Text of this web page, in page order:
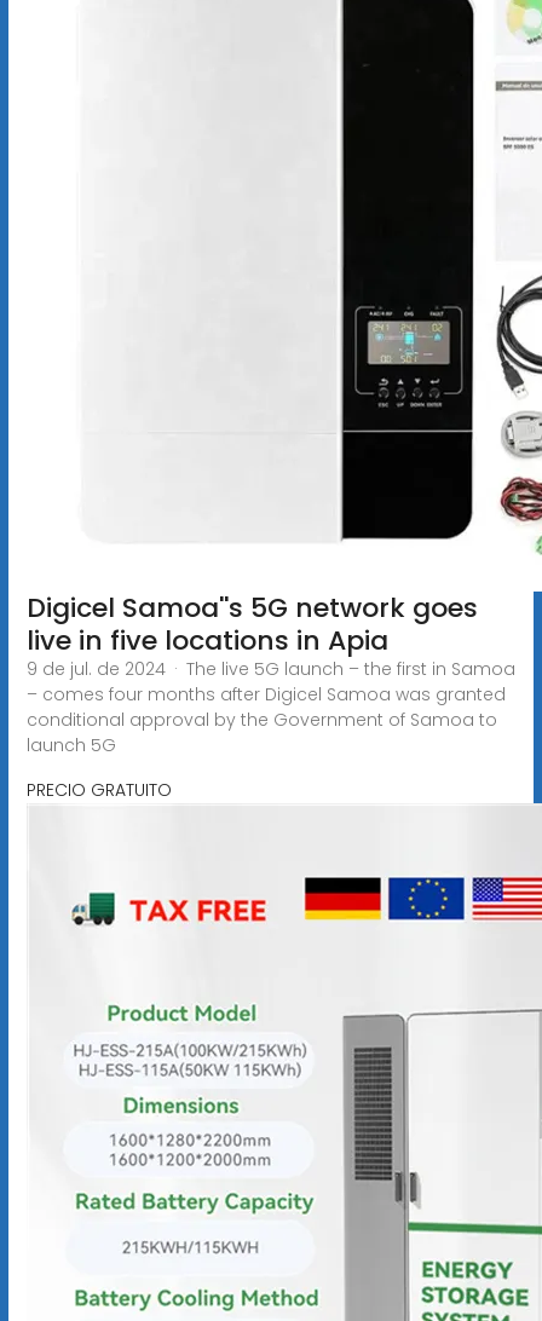
Digicel Samoa''s 5G network goes
live in five locations in Apia
9 de jul. de 2024 · The live 5G launch – the first in Samoa
– comes four months after Digicel Samoa was granted
conditional approval by the Government of Samoa to
launch 5G
PRECIO GRATUITO